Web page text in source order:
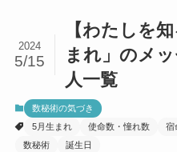
【わたしを
まれ」のメ
人一覧
2024
5/15
数秘術の気づき
5月生まれ
使命数・憧れ数 宿
数秘術
誕生日